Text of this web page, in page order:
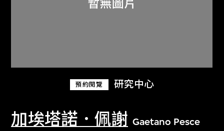
預約閱覽 研究中心
加埃塔諾．佩謝 Gaetano Pesce
關於M+藏品
探索世界頂級的二十及二十一世紀視覺
文化藏品。